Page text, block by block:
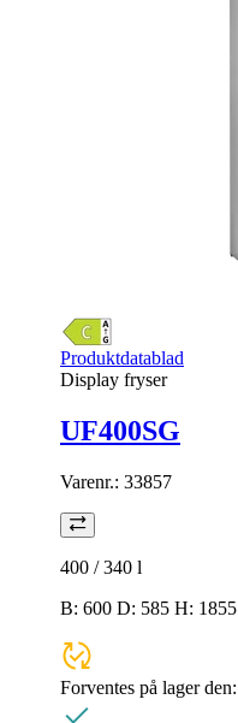
Produktdatablad
Display fryser
UF400SG
Varenr.: 33857
400 / 340 l
B: 600 D: 585 H: 1855
Forventes på lager den: